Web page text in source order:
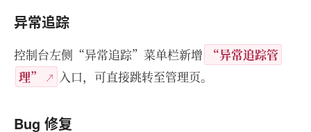
异常追踪
控制台左侧“异常追踪”菜单栏新增
“异常追踪管
理”
入口，可直接跳转至管理页。
Bug 修复